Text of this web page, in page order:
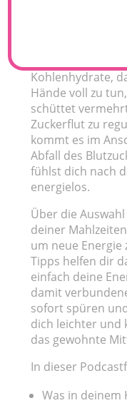
Kohlenhydrate,
Hände voll zu
schüttet
Zuckerflut zu
kommt es im
Abfall des
fühlst dich nach
energielos.
Über die
deiner
um neue Energie
Tipps helfen dir
einfach deine
damit
sofort spüren
dich leichter und
das gewohnte
In dieser
Was in deinem